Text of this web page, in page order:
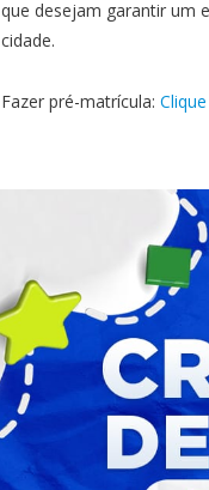
que desejam garantir um
cidade.
Fazer pré-matrícula: